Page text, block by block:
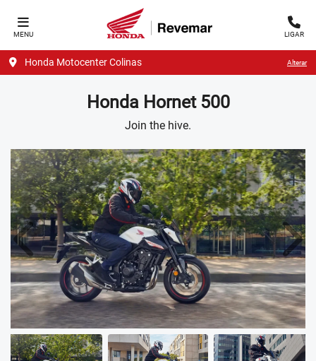
MENU LIGAR
Honda Motocenter Colinas Alterar
HondaHornet 500
Join the hive.
Anterior